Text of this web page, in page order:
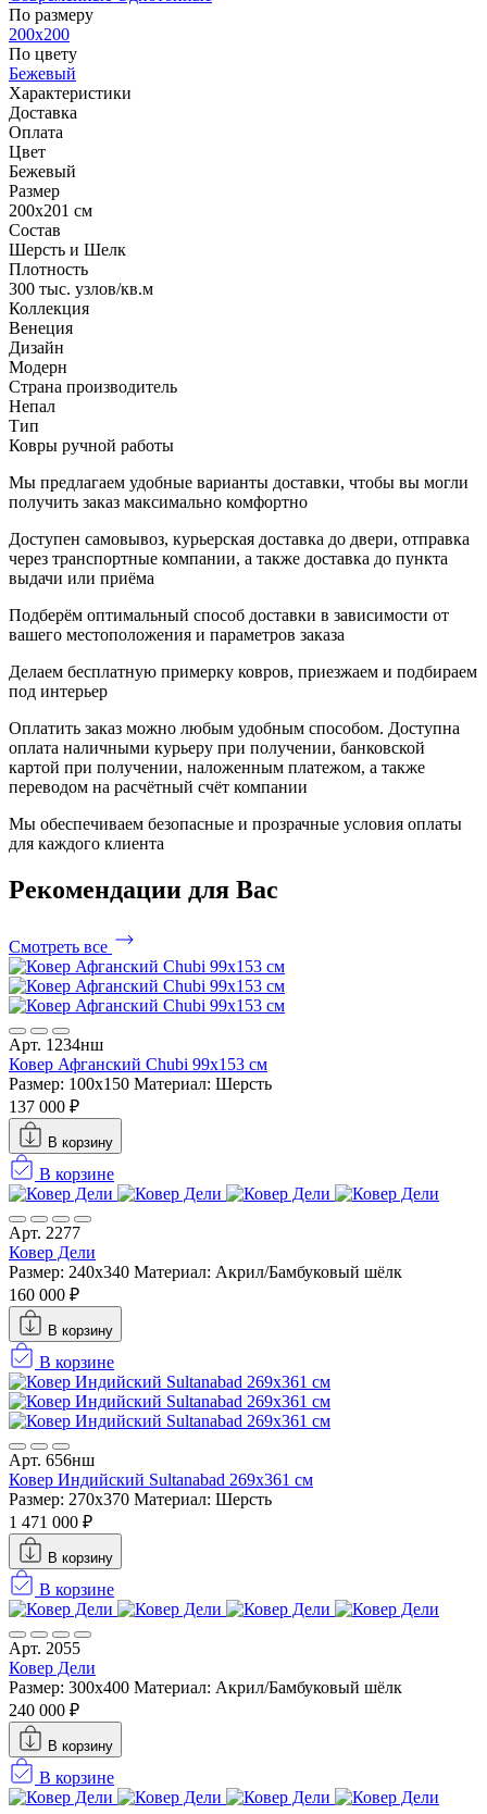
По размеру
200x200
По цвету
Бежевый
Характеристики
Доставка
Оплата
Цвет
Бежевый
Размер
200x201 см
Состав
Шерсть и Шелк
Плотность
300 тыс. узлов/кв.м
Коллекция
Венеция
Дизайн
Модерн
Страна производитель
Непал
Тип
Ковры ручной работы
Мы предлагаем удобные варианты доставки, чтобы вы могли
получить заказ максимально комфортно
Доступен самовывоз, курьерская доставка до двери, отправка
через транспортные компании, а также доставка до пункта
выдачи или приёма
Подберём оптимальный способ доставки в зависимости от
вашего местоположения и параметров заказа
Делаем бесплатную примерку ковров, приезжаем и подбираем
под интерьер
Оплатить заказ можно любым удобным способом. Доступна
оплата наличными курьеру при получении, банковской
картой при получении, наложенным платежом, а также
переводом на расчётный счёт компании
Мы обеспечиваем безопасные и прозрачные условия оплаты
для каждого клиента
Рекомендации для Вас
Смотреть все
Арт. 1234нш
Ковер Афганский Chubi 99x153 см
Размер: 100x150 Материал: Шерсть
137 000 ₽
В корзину
В корзине
Арт. 2277
Ковер Дели
Размер: 240x340 Материал: Акрил/Бамбуковый шёлк
160 000 ₽
В корзину
В корзине
Арт. 656нш
Ковер Индийский Sultanabad 269x361 см
Размер: 270x370 Материал: Шерсть
1 471 000 ₽
В корзину
В корзине
Арт. 2055
Ковер Дели
Размер: 300x400 Материал: Акрил/Бамбуковый шёлк
240 000 ₽
В корзину
В корзине